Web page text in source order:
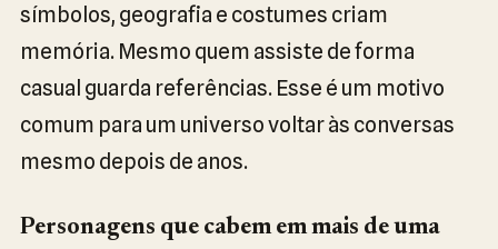
símbolos, geografia e costumes criam
memória. Mesmo quem assiste de forma
casual guarda referências. Esse é um motivo
comum para um universo voltar às conversas
mesmo depois de anos.
Personagens que cabem em mais de uma